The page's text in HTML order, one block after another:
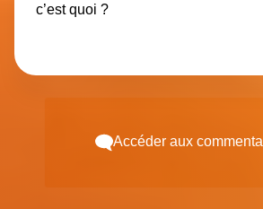
c’est quoi ?
Accéder aux